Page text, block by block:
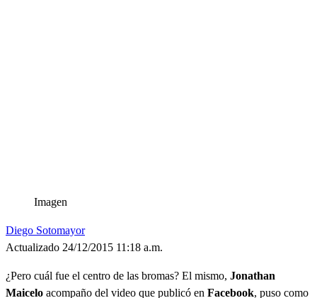
Imagen
Diego Sotomayor
Actualizado 24/12/2015 11:18 a.m.
¿Pero cuál fue el centro de las bromas? El mismo, Jonathan
Maicelo acompaño del video que publicó en Facebook, puso como